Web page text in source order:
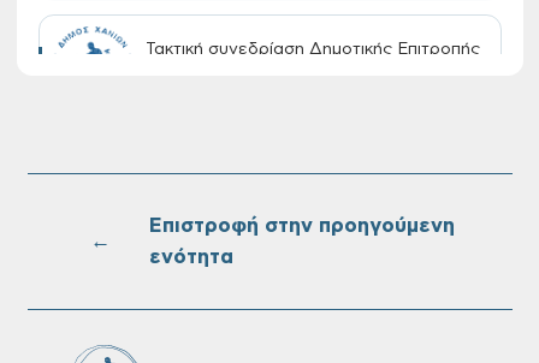
Τακτική συνεδρίαση Δημοτικής Επιτροπής
Επαναλειτουργία του συστήματος
Ονουφρίου
Πίνακες Κατάταξης & Βαθμολογίας,
←
Επιστροφή στην προηγούμενη
ενότητα